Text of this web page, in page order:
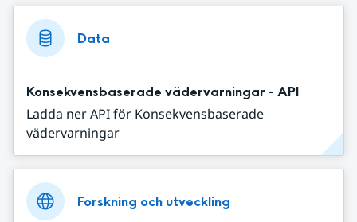
Data
Konsekvensbaserade vädervarningar - API
Ladda ner API för Konsekvensbaserade
vädervarningar
Forskning och utveckling